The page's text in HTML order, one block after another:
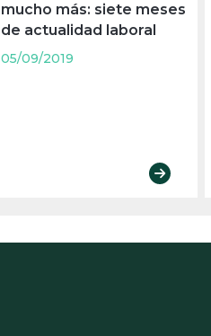
mucho más: siete meses
de actualidad laboral
05/09/2019